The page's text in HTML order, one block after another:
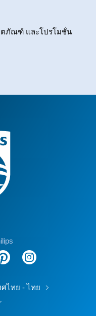
ตภัณฑ์ และโปรโมชั่น
ศไทย - ไทย